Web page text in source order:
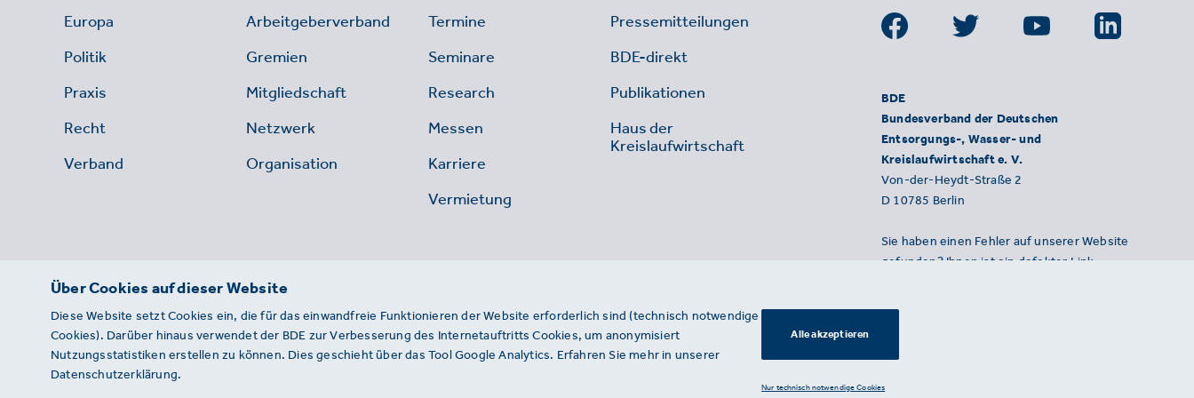
Europa
Politik
Praxis
Recht
Verband
Arbeitgeberverband
Gremien
Mitgliedschaft
Netzwerk
Organisation
Termine
Seminare
Research
Messen
Karriere
Vermietung
Pressemitteilungen
BDE-direkt
Publikationen
Haus der
Kreislaufwirtschaft
BDE
Bundesverband der Deutschen
Entsorgungs-, Wasser- und
Kreislaufwirtschaft e. V.
Von-der-Heydt-Straße 2
D 10785 Berlin
Sie haben einen Fehler auf unserer Website
gefunden? Ihnen ist ein defekter Link
Über Cookies auf dieser Website
Diese Website setzt Cookies ein, die für das einwandfreie Funktionieren der Website erforderlich sind (technisch notwendige
Cookies). Darüber hinaus verwendet der BDE zur Verbesserung des Internetauftritts Cookies, um anonymisiert
Nutzungsstatistiken erstellen zu können. Dies geschieht über das Tool Google Analytics. Erfahren Sie mehr in unserer
Datenschutzerklärung.
Alle akzeptieren
Nur technisch notwendige Cookies